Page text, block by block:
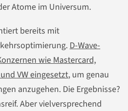
Atome im Universum.
bereits mit
D-Wave-
wie Mastercard,
VW eingesetzt, um genau
anzugehen. Die Ergebnisse?
Aber vielversprechend